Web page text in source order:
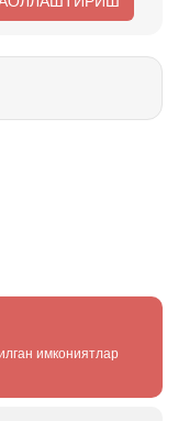
имкониятлар